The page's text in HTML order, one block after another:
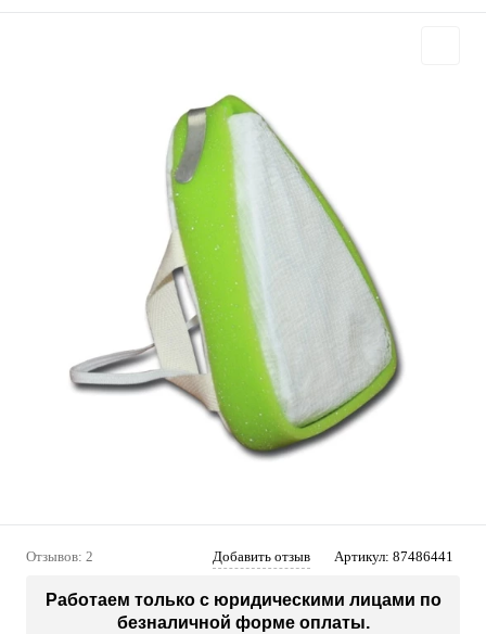
Отзывов: 2 Добавить отзыв Артикул: 87486441
Работаем только с юридическими лицами по
безналичной форме оплаты.